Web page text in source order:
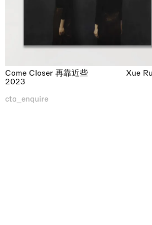
Come Closer 再靠近些
2023
Xue
cta_enquire